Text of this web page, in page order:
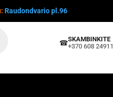
Raudondvario pl.96
☎SKAMBINKITE
+370 608 24911